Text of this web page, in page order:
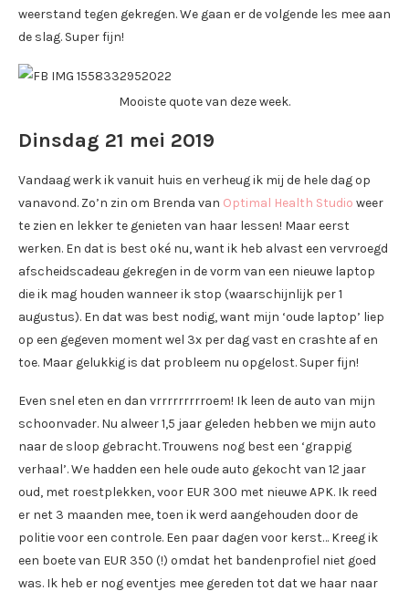
weerstand tegen gekregen. We gaan er de volgende les mee aan
de slag. Super fijn!
Mooiste quote van deze week.
Dinsdag 21 mei 2019
Vandaag werk ik vanuit huis en verheug ik mij de hele dag op
vanavond. Zo’n zin om Brenda van Optimal Health Studio weer
te zien en lekker te genieten van haar lessen! Maar eerst
werken. En dat is best oké nu, want ik heb alvast een vervroegd
afscheidscadeau gekregen in de vorm van een nieuwe laptop
die ik mag houden wanneer ik stop (waarschijnlijk per 1
augustus). En dat was best nodig, want mijn ‘oude laptop’ liep
op een gegeven moment wel 3x per dag vast en crashte af en
toe. Maar gelukkig is dat probleem nu opgelost. Super fijn!
Even snel eten en dan vrrrrrrrrroem! Ik leen de auto van mijn
schoonvader. Nu alweer 1,5 jaar geleden hebben we mijn auto
naar de sloop gebracht. Trouwens nog best een ‘grappig
verhaal’. We hadden een hele oude auto gekocht van 12 jaar
oud, met roestplekken, voor EUR 300 met nieuwe APK. Ik reed
er net 3 maanden mee, toen ik werd aangehouden door de
politie voor een controle. Een paar dagen voor kerst… Kreeg ik
een boete van EUR 350 (!) omdat het bandenprofiel niet goed
was. Ik heb er nog eventjes mee gereden tot dat we haar naar